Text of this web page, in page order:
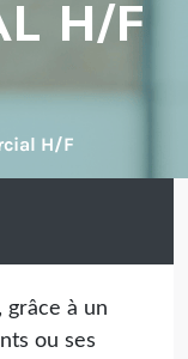
H/F
H/F
grâce à un
ou ses